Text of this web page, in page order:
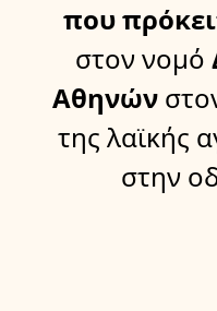
που
στον νομό
Αθηνών
της λαϊκής
στην